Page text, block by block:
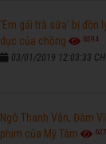
'Em gái trà sữa' bị đồn
dục của chồng
6594
03/01/2019 12:03:33 CH
Ngô Thanh Vân, Đàm
phim của Mỹ Tâm